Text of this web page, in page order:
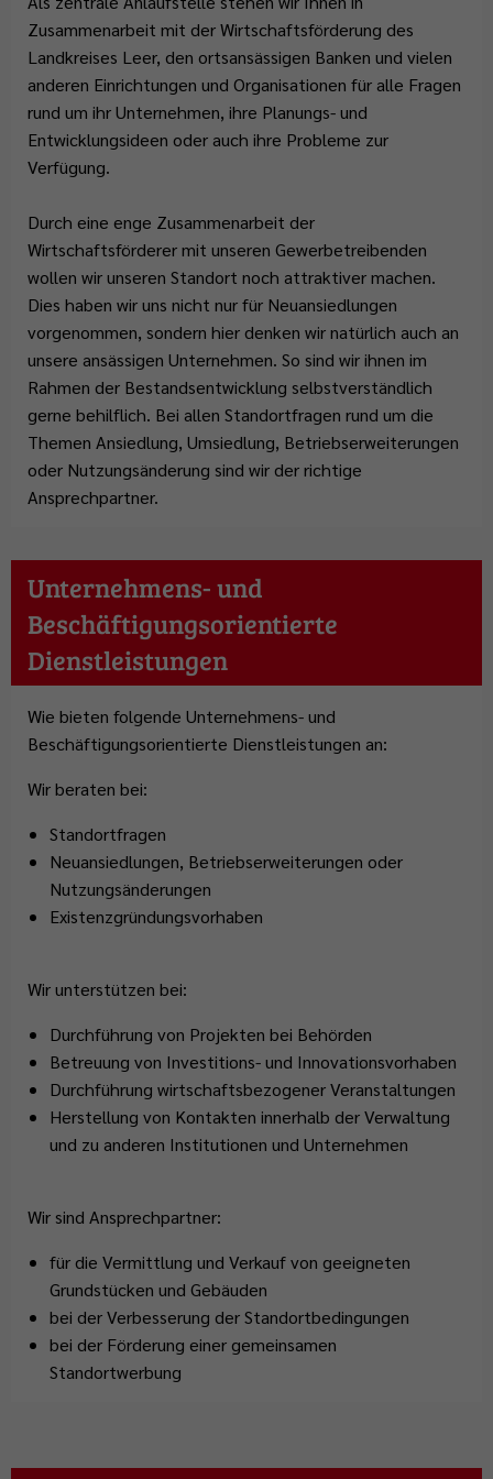
Abfallentsorgung
Geschichte
Wappen & Flagge
Plattdeutschbeauftragter
Wahlen
Flüchtlingsstützpunkt
Tafel Ostrhauderfehn
Familienstützpunkt
Treffpunkt Anleger
Büchereien
Erwachsenenbildung
Ehrenamt
Gemeindeentwicklungskonzept
Zusammenarbeit mit der Wirtschaftsförderung des
Landkreises Leer, den ortsansässigen Banken und vielen
anderen Einrichtungen und Organisationen für alle Fragen
rund um ihr Unternehmen, ihre Planungs- und
Entwicklungsideen oder auch ihre Probleme zur
Verfügung.
Durch eine enge Zusammenarbeit der
Wirtschaftsförderer mit unseren Gewerbetreibenden
wollen wir unseren Standort noch attraktiver machen.
Dies haben wir uns nicht nur für Neuansiedlungen
vorgenommen, sondern hier denken wir natürlich auch an
unsere ansässigen Unternehmen. So sind wir ihnen im
Rahmen der Bestandsentwicklung selbstverständlich
gerne behilflich. Bei allen Standortfragen rund um die
Themen Ansiedlung, Umsiedlung, Betriebserweiterungen
oder Nutzungsänderung sind wir der richtige
Ansprechpartner.
Unternehmens- und
Beschäftigungsorientierte
Dienstleistungen
Wie bieten folgende Unternehmens- und
Beschäftigungsorientierte Dienstleistungen an:
Wir beraten bei:
Standortfragen
Neuansiedlungen, Betriebserweiterungen oder
Nutzungsänderungen
Existenzgründungsvorhaben
Wir unterstützen bei:
Durchführung von Projekten bei Behörden
Betreuung von Investitions- und Innovationsvorhaben
Durchführung wirtschaftsbezogener Veranstaltungen
Herstellung von Kontakten innerhalb der Verwaltung
und zu anderen Institutionen und Unternehmen
Wir sind Ansprechpartner:
für die Vermittlung und Verkauf von geeigneten
Grundstücken und Gebäuden
bei der Verbesserung der Standortbedingungen
bei der Förderung einer gemeinsamen
Standortwerbung